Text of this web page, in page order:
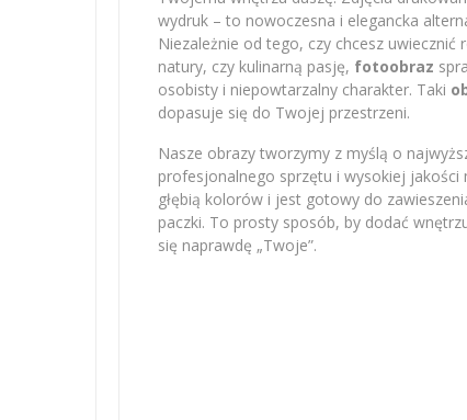
wydruk – to nowoczesna i elegancka
Niezależnie od tego, czy chcesz
natury, czy kulinarną pasję, fotoobraz
osobisty i niepowtarzalny charakter. Taki
dopasuje się do Twojej przestrzeni.
Nasze obrazy tworzymy z myślą o
profesjonalnego sprzętu i wysokiej jakości
głębią kolorów i jest gotowy do
paczki. To prosty sposób, by dodać
się naprawdę „Twoje”.